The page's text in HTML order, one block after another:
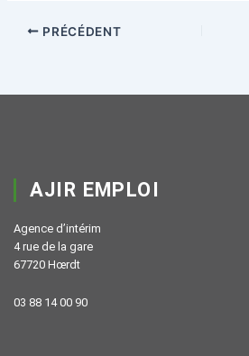
PRÉCÉDENT
AJIR EMPLOI
Agence d’intérim
4 rue de la gare
67720 Hœrdt
03 88 14 00 90